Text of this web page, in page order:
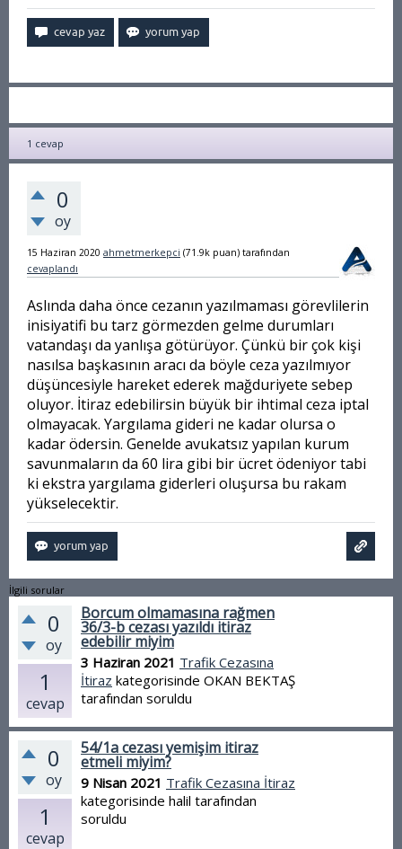
1 cevap
0
oy
15 Haziran 2020 ahmetmerkepci (71.9k puan) tarafından
cevaplandı
Aslında daha önce cezanın yazılmaması görevlilerin
inisiyatifi bu tarz görmezden gelme durumları
vatandaşı da yanlışa götürüyor. Çünkü bir çok kişi
nasılsa başkasının aracı da böyle ceza yazılmıyor
düşüncesiyle hareket ederek mağduriyete sebep
oluyor. İtiraz edebilirsin büyük bir ihtimal ceza iptal
olmayacak. Yargılama gideri ne kadar olursa o
kadar ödersin. Genelde avukatsız yapılan kurum
savunmaların da 60 lira gibi bir ücret ödeniyor tabi
ki ekstra yargılama giderleri oluşursa bu rakam
yükselecektir.
İlgili sorular
0
oy
1
cevap
Borcum olmamasına rağmen
36/3-b cezası yazıldı itiraz
edebilir miyim
3 Haziran 2021 Trafik Cezasına
İtiraz kategorisinde OKAN BEKTAŞ
tarafından soruldu
0
oy
1
cevap
54/1a cezası yemişim itiraz
etmeli miyim?
9 Nisan 2021 Trafik Cezasına İtiraz
kategorisinde halil tarafından
soruldu